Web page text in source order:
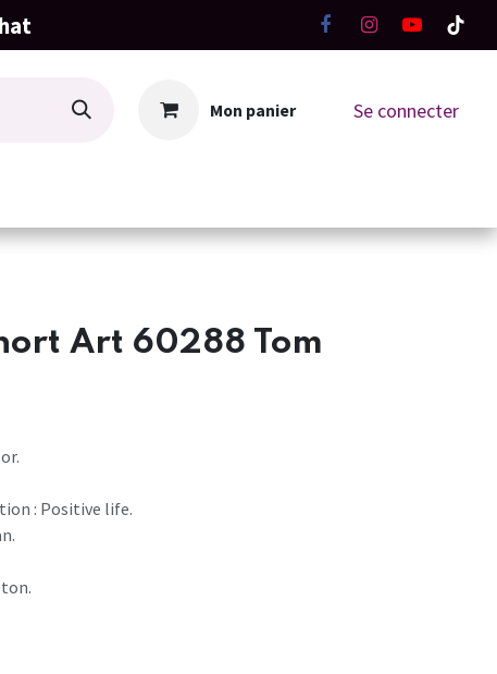
Mon panier Se connecter
Art 60288 Tom
: Positive life.